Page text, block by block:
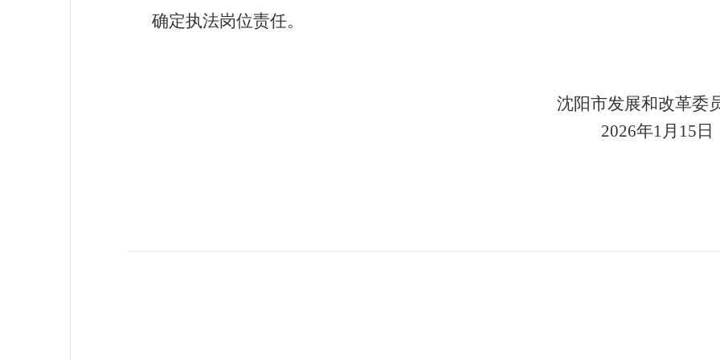
确定执法岗位责任。
沈阳市发展和改革委员
2026年1月 15 日